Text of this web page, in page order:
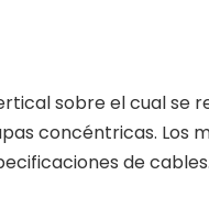
sobre el cual se
concéntricas. Los
de cables.